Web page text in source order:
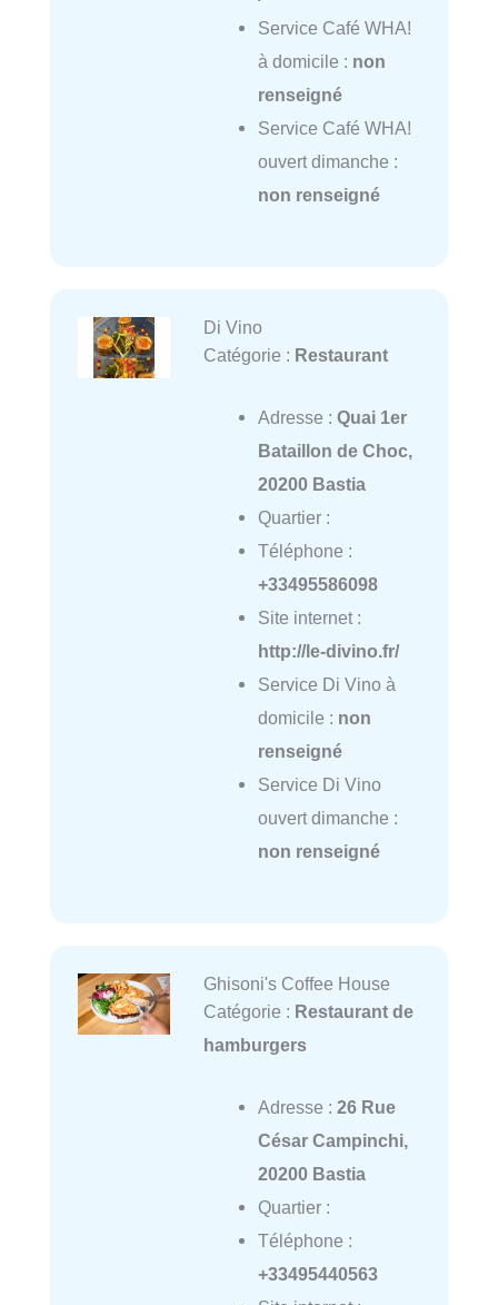
Service Café WHA!
à domicile : non
renseigné
Service Café WHA!
ouvert dimanche :
non renseigné
Di Vino
Catégorie : Restaurant
Adresse : Quai 1er
Bataillon de Choc,
20200 Bastia
Quartier :
Téléphone :
+33495586098
Site internet :
http://le-divino.fr/
Service Di Vino à
domicile : non
renseigné
Service Di Vino
ouvert dimanche :
non renseigné
Ghisoni's Coffee House
Catégorie : Restaurant de
hamburgers
Adresse : 26 Rue
César Campinchi,
20200 Bastia
Quartier :
Téléphone :
+33495440563